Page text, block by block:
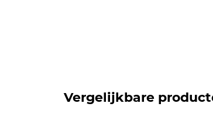
Vergelijkbare